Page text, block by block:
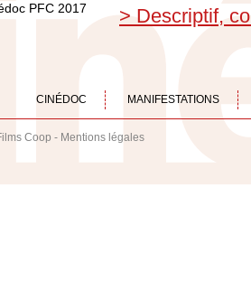
PFC 2017
> Descriptif,
CINÉDOC MANIFESTATIONS
Coop - Mentions légales